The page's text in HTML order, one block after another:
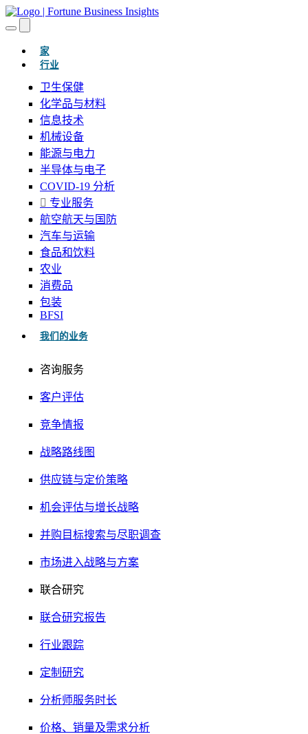
家(当前的)
行业
卫生保健
化学品与材料
信息技术
机械设备
能源与电力
半导体与电子
COVID-19 分析
专业服务
航空航天与国防
汽车与运输
食品和饮料
农业
消费品
包装
BFSI
我们的业务
咨询服务
客户评估
竞争情报
战略路线图
供应链与定价策略
机会评估与增长战略
并购目标搜索与尽职调查
市场进入战略与方案
联合研究
联合研究报告
行业跟踪
定制研究
分析师服务时长
价格、销量及需求分析